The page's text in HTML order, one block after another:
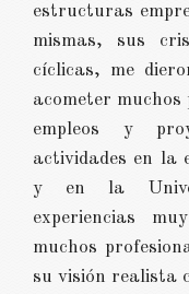
estructuras
mismas, sus
cíclicas, me
acometer
empleos y
actividades en la
y en la
experiencias
muchos
su visión realista